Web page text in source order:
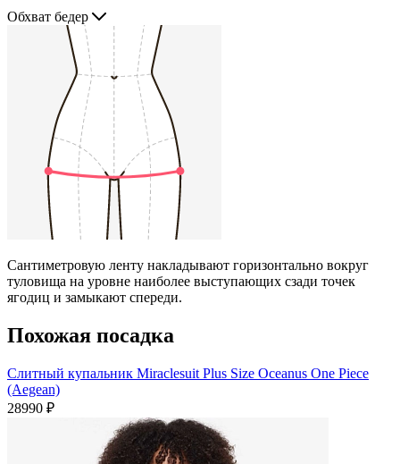
Обхват бедер
Сантиметровую ленту накладывают горизонтально вокруг
туловища на уровне наиболее выступающих сзади точек
ягодиц и замыкают спереди.
Похожая посадка
Слитный купальник Miraclesuit Plus Size Oceanus One Piece
(Aegean)
28990 ₽